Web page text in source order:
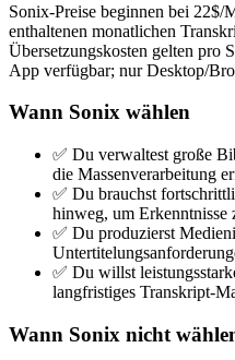
Sonix-Preise beginnen bei 22$/
enthaltenen monatlichen
Übersetzungskosten gelten pro
App verfügbar; nur Desktop/
Wann Sonix wählen
✅ Du verwaltest große
die Massenverarbeitung
✅ Du brauchst
hinweg, um Erkenntnisse
✅ Du produzierst
✅ Du willst
langfristiges Transkript-
Wann Sonix nicht